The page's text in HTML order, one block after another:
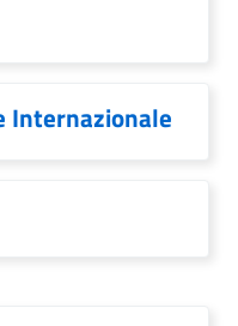
Internazionale